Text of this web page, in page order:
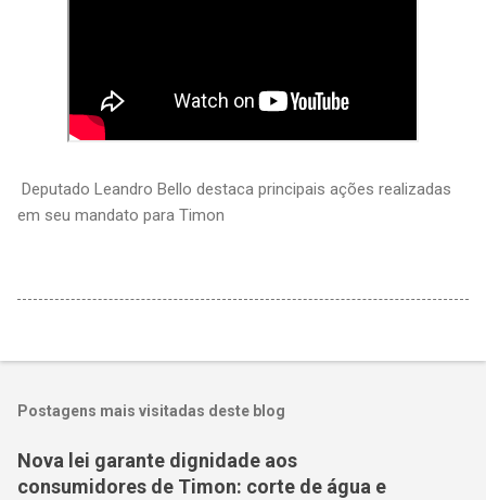
Deputado Leandro Bello destaca principais ações realizadas
em seu mandato para Timon
Postagens mais visitadas deste blog
Nova lei garante dignidade aos
consumidores de Timon: corte de água e